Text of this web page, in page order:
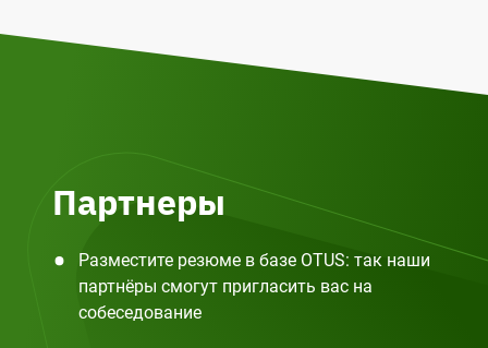
Партнеры
Разместите резюме в базе OTUS: так наши
партнёры смогут пригласить вас на
собеседование